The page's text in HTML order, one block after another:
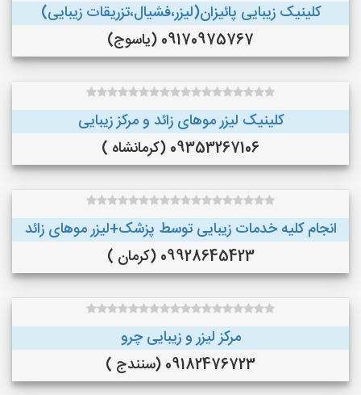
کلینیک زیبایی پائیزان(لیزر،فشیال،تزریقات زیبایی)
09170975767 (یاسوج)
کلینیک لیزر موهای زائد و مرکز زیبایی
09353267106 (کرمانشاه )
انجام کلیه خدمات زیبایی توسط پزشک+لیزر موهای زائد
09928645423 (کرمان )
مرکز لیزر و زیبایی چرو
09182476723 (سنندج )